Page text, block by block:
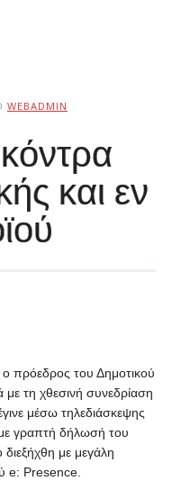
WEBADMIN
και εν
ο πρόεδρος του Δημοτικού
με τη χθεσινή συνεδρίαση
μέσω τηλεδιάσκεψης
γραπτή δήλωσή του
με μεγάλη
e: Presence.